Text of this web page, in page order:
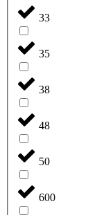
33
35
38
48
50
600